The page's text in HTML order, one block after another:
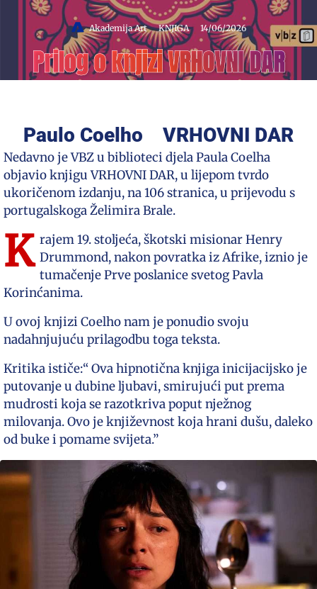
Akademija Art KNJIGA 14/06/2026
Prilog o knjizi VRHOVNI DAR
Paulo Coelho VRHOVNI DAR
Nedavno je VBZ u biblioteci djela Paula Coelha
objavio knjigu VRHOVNI DAR, u lijepom tvrdo
ukoričenom izdanju, na 106 stranica, u prijevodu s
portugalskoga Želimira Brale.
K rajem 19. stoljeća, škotski misionar Henry
Drummond, nakon povratka iz Afrike, iznio je
tumačenje Prve poslanice svetog Pavla
Korinćanima.
U ovoj knjizi Coelho nam je ponudio svoju
nadahnjujuću prilagodbu toga teksta.
Kritika ističe:“ Ova hipnotična knjiga inicijacijsko je
putovanje u dubine ljubavi, smirujući put prema
mudrosti koja se razotkriva poput nježnog
milovanja. Ovo je književnost koja hrani dušu, daleko
od buke i pomame svijeta.”